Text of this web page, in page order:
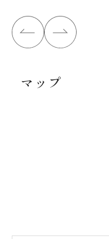
マップ